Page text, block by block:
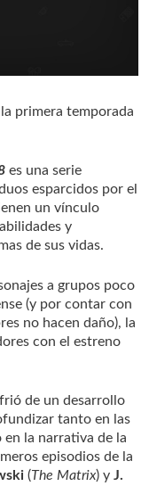
primera temporada
es una serie
esparcidos por el
un vínculo
y
de sus vidas.
a grupos poco
(y por contar con
no hacen daño), la
con el estreno
de un desarrollo
tanto en las
la narrativa de la
episodios de la
(The Matrix) y J.